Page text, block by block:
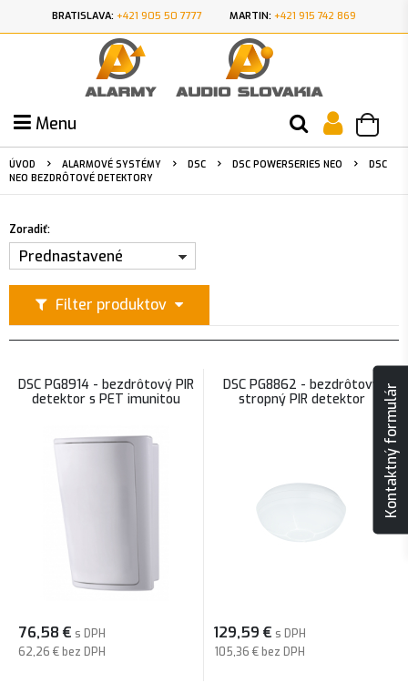
BRATISLAVA: +421 905 50 7777 MARTIN: +421 915 742 869
Menu
ÚVOD ALARMOVÉ SYSTÉMY DSC DSC POWERSERIES NEO
DSC
NEO BEZDRÔTOVÉ DETEKTORY
Filter produktov
Zoradiť:
Prednastavené
DSC PG8914 - bezdrôtový PIR
detektor s PET imunitou
76,58 € s DPH
62,26 € bez DPH
DSC PG8862 - bezdrôtový
stropný PIR detektor
129,59 € s DPH
105,36 € bez DPH
Kontaktný formulár